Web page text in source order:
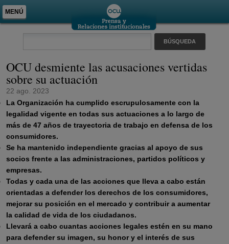
MENÚ
OCU desmiente las acusaciones vertidas
sobre su actuación
22 ago. 2023
La Organización ha cumplido escrupulosamente con la
legalidad vigente en todas sus actuaciones a lo largo de
más de 47 años de trayectoria de trabajo en defensa de los
consumidores.
Se ha mantenido independiente gracias al apoyo de sus
socios frente a las administraciones, partidos políticos y
empresas.
Todas y cada una de las acciones que lleva a cabo están
orientadas a defender los derechos de los consumidores,
mejorar su posición en el mercado y contribuir a aumentar
la calidad de vida de los ciudadanos.
Llevará a cabo cuantas acciones legales estén en su mano
para defender su imagen, su honor y el interés de sus